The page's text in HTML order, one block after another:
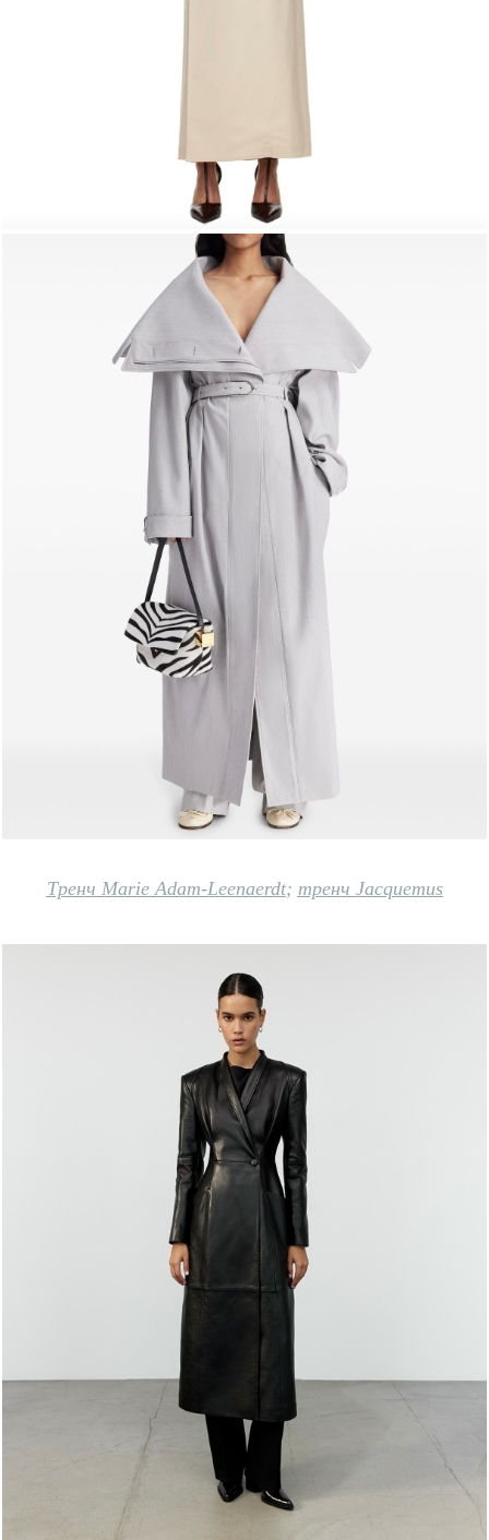
Тренч Marie Adam-Leenaerdt; тренч Jacquemus